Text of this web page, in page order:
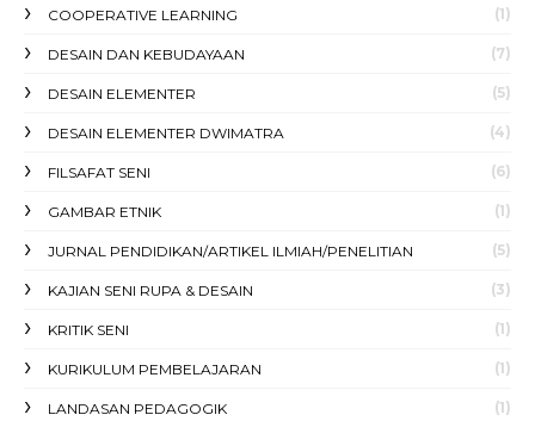
COOPERATIVE LEARNING (1)
DESAIN DAN KEBUDAYAAN (7)
DESAIN ELEMENTER (5)
DESAIN ELEMENTER DWIMATRA (4)
FILSAFAT SENI (6)
GAMBAR ETNIK (1)
JURNAL PENDIDIKAN/ARTIKEL ILMIAH/PENELITIAN (5)
KAJIAN SENI RUPA & DESAIN (3)
KRITIK SENI (1)
KURIKULUM PEMBELAJARAN (1)
LANDASAN PEDAGOGIK (1)